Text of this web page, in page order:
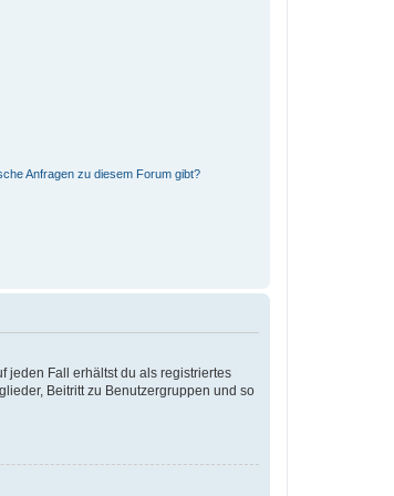
Anfragen zu diesem Forum gibt?
jeden Fall erhältst du als registriertes
Beitritt zu Benutzergruppen und so